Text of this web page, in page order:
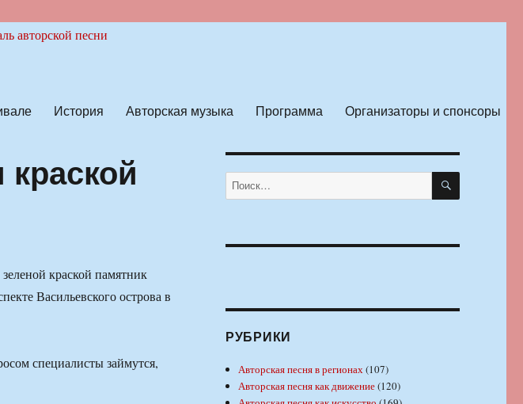
История Авторская музыка Программа Организаторы и спонсоры
краской памятник
Васильевского острова в
специалисты займутся,
Искать: ПОИСК
РУБРИКИ
Авторская песня в регионах(107)
Авторская песня как движение(120)